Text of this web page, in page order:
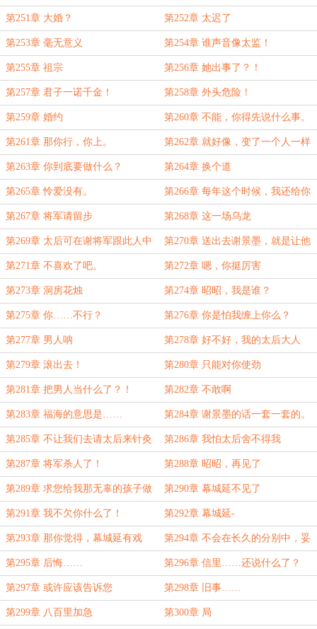
第251章 大婚？ 第252章 太迟了
第253章 毫无意义 第254章 谁声音像太监！
第255章 祖宗 第256章 她出事了？！
第257章 君子一诺千金！ 第258章 外头危险！
第259章 婚约 第260章 不能，你得先说什么事。
第261章 那你行，你上。 第262章 就好像，变了一个人一样
第263章 你到底要做什么？ 第264章 换个道
第265章 怜爱没有。 第266章 每年这个时候，我还给你
送栗子
第267章 将军请留步 第268章 这一场乌龙
第269章 太后可在谢将军跟此人中
做一选择。
第270章 送出去谢景墨，就是让他
死啊
第271章 不喜欢了吧。 第272章 嗯，你挺厉害
第273章 洞房花烛 第274章 昭昭，我是谁？
第275章 你……不行？ 第276章 你是怕我缠上你么？
第277章 男人呐 第278章 好不好，我的太后大人
第279章 滚出去！ 第280章 只能对你使劲
第281章 把男人当什么了？！ 第282章 不敢啊
第283章 福海的意思是…… 第284章 谢景墨的话一套一套的。
第285章 不让我们去请太后来针灸 第286章 我怕太后舍不得我
第287章 将军杀人了！ 第288章 昭昭，再见了
第289章 求您给我那无辜的孩子做
主！
第290章 幕城延不见了
第291章 我不欠你什么了！ 第292章 幕城延-
第293章 那你觉得，幕城延有戏
吗？
第294章 不会在长久的分别中，妥
协。
第295章 后悔…… 第296章 信里……还说什么了？
第297章 或许应该告诉您 第298章 旧事……
第299章 八百里加急 第300章 局